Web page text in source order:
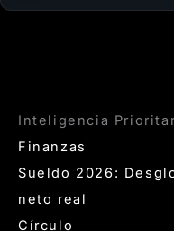
Inteligencia
Finanzas
Sueldo 2026:
neto real
Círculo